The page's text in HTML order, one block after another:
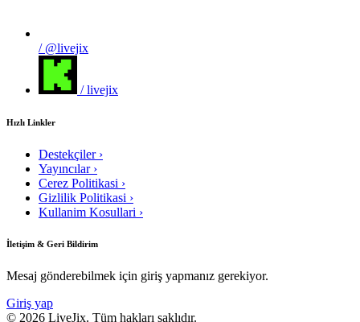
/ @livejix
/ livejix
Hızlı Linkler
Destekçiler ›
Yayıncılar ›
Cerez Politikasi ›
Gizlilik Politikasi ›
Kullanim Kosullari ›
İletişim & Geri Bildirim
Mesaj gönderebilmek için giriş yapmanız gerekiyor.
Giriş yap
© 2026 LiveJix. Tüm hakları saklıdır.